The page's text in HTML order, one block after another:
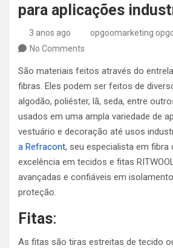
para aplicações
3 anos ago
opgoomarketing
No Comments
São materiais feitos através do
fibras. Eles podem ser feitos de
algodão, poliéster, lã, seda, entre
usados em uma ampla variedade de
vestuário e decoração até usos
a Refracont, seu especialista em fibra
excelência em tecidos e fitas
avançadas e confiáveis em
proteção.
Fitas:
As fitas são tiras estreitas de tecido